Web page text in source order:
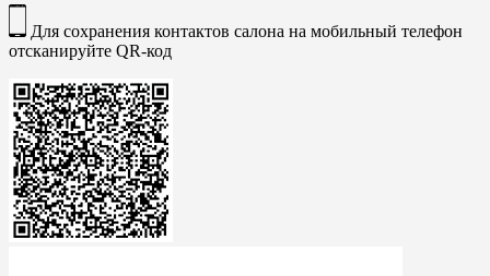
Для сохранения контактов салона на мобильный телефон
отсканируйте QR-код